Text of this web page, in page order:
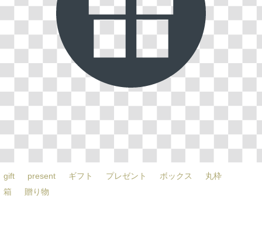
gift present ギフト プレゼント ボックス
丸枠
箱
贈り物